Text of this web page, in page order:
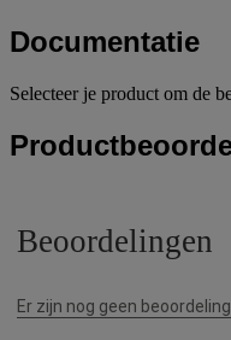
Documentatie
Selecteer je product om de